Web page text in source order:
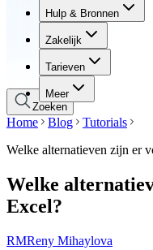
Hulp & Bronnen
Zakelijk
Tarieven
Meer
Hulp & Bronnen
Zakelijk
Tarieven
Zoeken
Home Blog
Tutorials
Welke alternatieven zijn er
Welke
Excel?
RMReny Mihaylova